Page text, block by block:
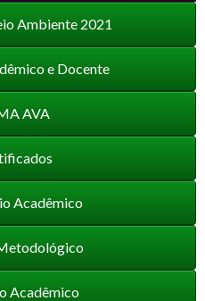
Ambiente 2021
e Docente
AVA
Acadêmico
Acadêmico